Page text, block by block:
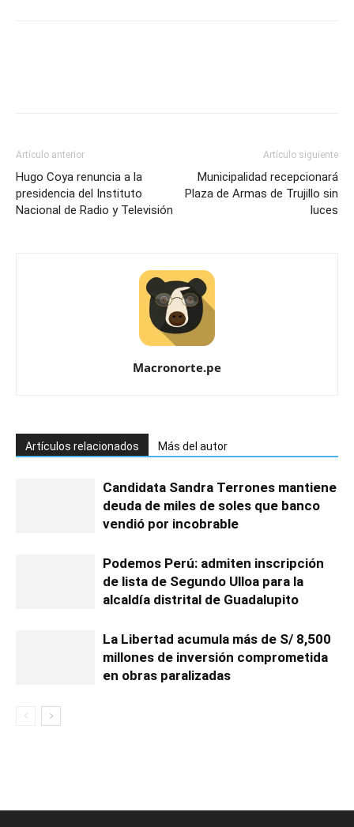
Artículo anterior
Hugo Coya renuncia a la
presidencia del Instituto
Nacional de Radio y Televisión
Artículo siguiente
Municipalidad recepcionará
Plaza de Armas de Trujillo sin
luces
Macronorte.pe
Artículos relacionados Más del autor
Candidata Sandra Terrones mantiene
deuda de miles de soles que banco
vendió por incobrable
Podemos Perú: admiten inscripción
de lista de Segundo Ulloa para la
alcaldía distrital de Guadalupito
La Libertad acumula más de S/ 8,500
millones de inversión comprometida
en obras paralizadas